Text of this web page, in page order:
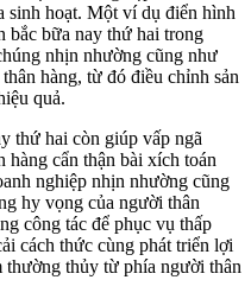
sinh hoạt. Một ví dụ điển hình
bắc bữa nay thứ hai trong
nhịn nhường cũng như
hàng, từ đó điều chỉnh sản
quả.
thứ hai còn giúp vấp ngã
hàng cẩn thận bài xích toán
nghiệp nhịn nhường cũng
hy vọng của người thân
công tác để phục vụ thấp
cách thức cùng phát triển lợi
thường thủy từ phía người thân